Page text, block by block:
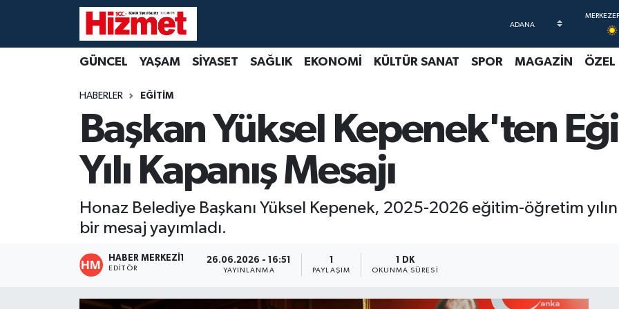
GÜNCEL YAŞAM SİYASET SAĞLIK EKONOMİ KÜLTÜR SANAT SPOR MAGAZİN ÖZEL
HABERLER EĞİTİM
Başkan Yüksel Kepenek'ten
Yılı Kapanış Mesajı
Honaz Belediye Başkanı Yüksel Kepenek, 2025-2026 eğitim-öğretim
bir mesaj yayımladı.
HABER MERKEZI1
EDITÖR
26.06.2026 - 16:51
YAYINLANMA
1
PAYLAŞIM
1 DK
OKUNMA SÜRESI
SAĞLIK
KÜLTÜR SANAT
MAGAZİN
Denizli Nöbetçi Eczaneler
Denizli Hava Durumu
Denizli Trafik Yoğunluk Haritası
Süper Lig Puan Durumu ve Fikstür
Son Dakika Haberleri
Haber Arşivi